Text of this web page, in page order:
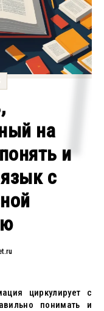
на
и
с
циркулирует с
понимать и